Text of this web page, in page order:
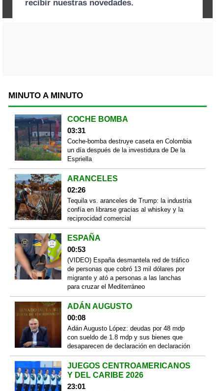
MINUTO A MINUTO
COCHE BOMBA
03:31
Coche-bomba destruye caseta en Colombia
un día después de la investidura de De la
Espriella
ARANCELES
02:26
Tequila vs. aranceles de Trump: la industria
confía en librarse gracias al whiskey y la
reciprocidad comercial
ESPAÑA
00:53
(VIDEO) España desmantela red de tráfico
de personas que cobró 13 mil dólares por
migrante y ató a personas a las lanchas
para cruzar el Mediterráneo
ADÁN AUGUSTO
00:08
Adán Augusto López: deudas por 48 mdp
con sueldo de 1.8 mdp y sus bienes que
desaparecen de declaración en declaración
JUEGOS CENTROAMERICANOS
Y DEL CARIBE 2026
23:01